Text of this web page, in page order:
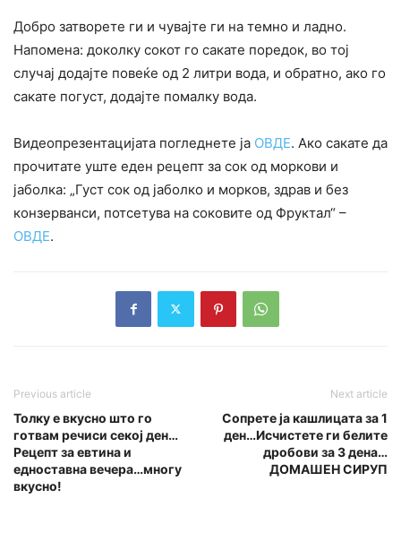
Добро затворете ги и чувајте ги на темно и ладно.
Напомена: доколку сокот го сакате поредок, во тој
случај додајте повеќе од 2 литри вода, и обратно, ако го
сакате погуст, додајте помалку вода.
Видеопрезентацијата погледнете ја ОВДЕ. Ако сакате да
прочитате уште еден рецепт за сок од моркови и
јаболка: „Густ сок од јаболко и морков, здрав и без
конзерванси, потсетува на соковите од Фруктал“ –
ОВДЕ.
Previous article
Толку е вкусно што го
готвам речиси секој ден…
Рецепт за евтина и
едноставна вечера…многу
вкусно!
Next article
Сопрете ја кашлицата за 1
ден…Исчистете ги белите
дробови за 3 дена…
ДОМАШЕН СИРУП